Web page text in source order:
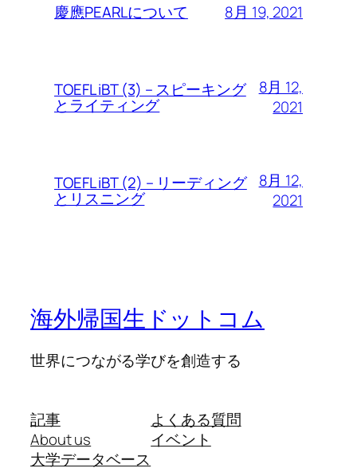
慶應PEARLについて 8月 19, 2021
TOEFL iBT (3) – スピーキング
とライティング
8月 12,
2021
TOEFL iBT (2) – リーディング
とリスニング
8月 12,
2021
海外帰国生ドットコム
世界につながる学びを創造する
記事
About us
大学データベース
よくある質問
イベント